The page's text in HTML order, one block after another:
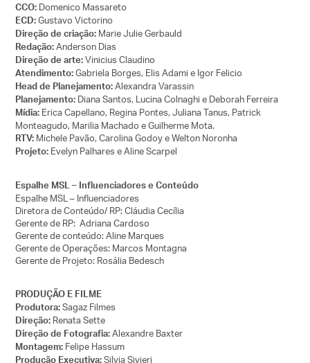
CCO:Domenico Massareto
ECD:Gustavo Victorino
Direção de criação:Marie Julie Gerbauld
Redação:Anderson Dias
Direção de arte:Vinicius Claudino
Atendimento:Gabriela Borges, Elis Adami e Igor Felicio
Head de Planejamento:Alexandra Varassin
Planejamento:Diana Santos, Lucina Colnaghi e Deborah Ferreira
Mídia:Erica Capellano, Regina Pontes, Juliana Tanus, Patrick
Monteagudo, Marilia Machado e Guilherme Mota.
RTV:Michele Pavão, Carolina Godoy e Welton Noronha
Projeto:Evelyn Palhares e Aline Scarpel
Espalhe MSL – Influenciadores e Conteúdo
Espalhe MSL – Influenciadores
Diretora de Conteúdo/ RP: Cláudia Cecília
Gerente de RP: Adriana Cardoso
Gerente de conteúdo: Aline Marques
Gerente de Operações: Marcos Montagna
Gerente de Projeto: Rosália Bedesch
PRODUÇÃO E FILME
Produtora:Sagaz Filmes
Direção:Renata Sette
Direção de Fotografia:Alexandre Baxter
Montagem:Felipe Hassum